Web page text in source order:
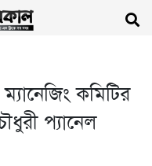
কমিটির
প্যানেল